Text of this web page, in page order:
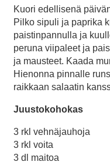
Kuori edellisenä
Pilko sipuli ja paprika
paistinpannulla ja
peruna viipaleet ja
ja mausteet. Kaada
Hienonna pinnalle
raikkaan salaatin
Juustokohokas
3 rkl vehnäjauhoja
3 rkl voita
3 dl maitoa